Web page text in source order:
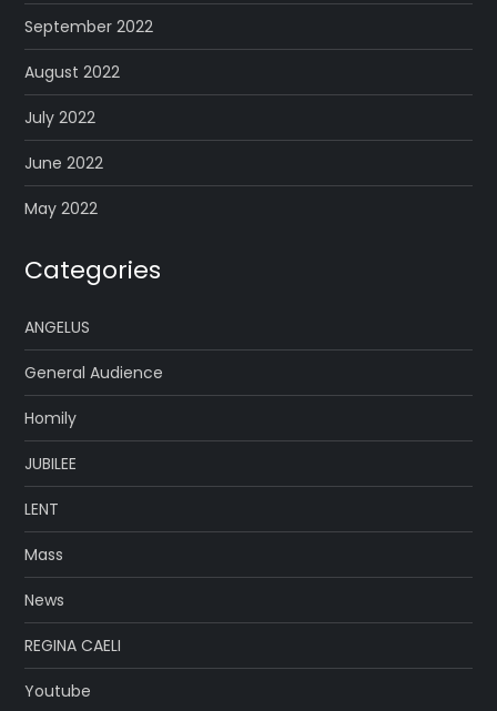
September 2022
August 2022
July 2022
June 2022
May 2022
Categories
ANGELUS
General Audience
Homily
JUBILEE
LENT
Mass
News
REGINA CAELI
Youtube